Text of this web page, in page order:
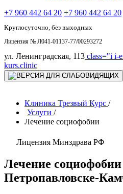
+7 960 442 64 20 +7 960 442 64 20
Круглосуточно, без выходных
Лицензия № Л041-01137-77/00293272
ул. Ленинградская, 113 class="i i-
kurs.clinic
Клиника Трезвый Курс /
Услуги /
Лечение социофобии
Лицензия Минздрава РФ
Лечение
Петропавловске-